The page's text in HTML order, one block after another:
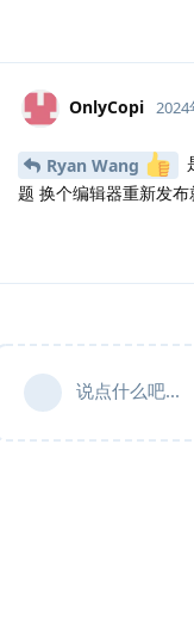
OnlyCopi 2024
Ryan Wang
题 换个编辑器重新发
说点什么吧...